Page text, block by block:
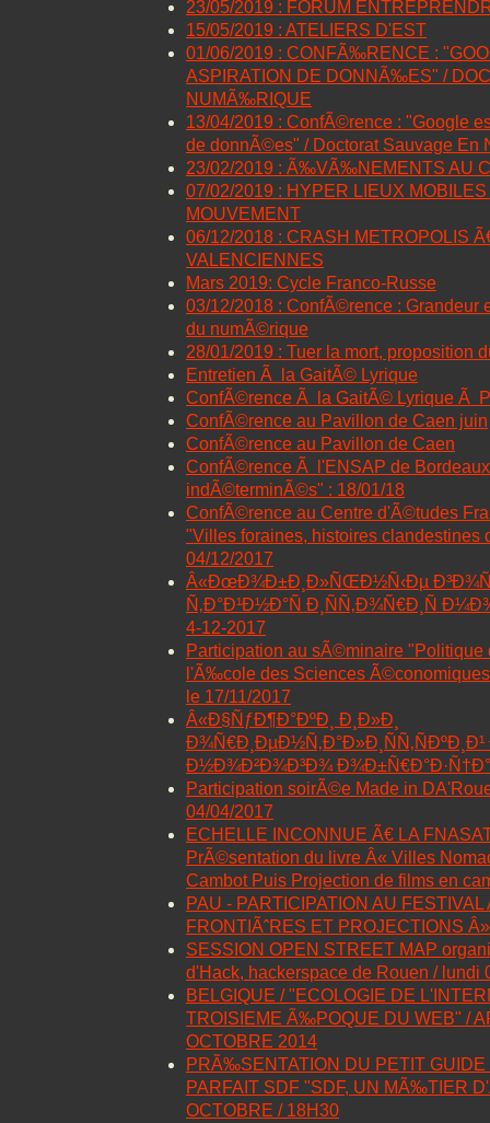
23/05/2019 : FORUM
15/05/2019 : ATELIERS D'EST
01/06/2019 : CONFÃ‰RENCE :
ASPIRATION DE DONNÃ‰ES" /
NUMÃ‰RIQUE
13/04/2019 : ConfÃ©rence : "Google
de donnÃ©es" / Doctorat Sauvage En
23/02/2019 : Ã‰VÃ‰NEMENTS AU
07/02/2019 : HYPER LIEUX
MOUVEMENT
06/12/2018 : CRASH METROPOLIS
VALENCIENNES
Mars 2019: Cycle Franco-Russe
03/12/2018 : ConfÃ©rence :
du numÃ©rique
28/01/2019 : Tuer la mort, proposition
Entretien Ã la GaitÃ© Lyrique
ConfÃ©rence Ã la GaitÃ© Lyrique Ã
ConfÃ©rence au Pavillon de Caen juin
ConfÃ©rence au Pavillon de Caen
ConfÃ©rence Ã l'ENSAP de
indÃ©terminÃ©s" : 18/01/18
ConfÃ©rence au Centre d'Ã©tudes
"Villes foraines, histoires clandestines
04/12/2017
Â«ÐœÐ¾Ð±Ð¸Ð»ÑŒÐ½Ñ‹Ðµ
Ñ‚Ð°Ð¹Ð½Ð°Ñ Ð¸ÑÑ‚Ð¾Ñ€Ð¸Ñ
4-12-2017
Participation au sÃ©minaire
l'Ã‰cole des Sciences
le 17/11/2017
Â«Ð§ÑƒÐ¶Ð°ÐºÐ¸ Ð¸Ð»Ð¸
Ð½Ð¾Ð²Ð¾Ð³Ð¾
Participation soirÃ©e Made in
04/04/2017
ECHELLE INCONNUE Ã€ LA
PrÃ©sentation du livre Â« Villes
Cambot Puis Projection de films en
PAU - PARTICIPATION AU FESTIVAL
FRONTIÃˆRES ET PROJECTIONS
SESSION OPEN STREET MAP
d'Hack, hackerspace de Rouen / lundi
BELGIQUE / "ECOLOGIE DE
TROISIEME Ã‰POQUE DU WEB" /
OCTOBRE 2014
PRÃ‰SENTATION DU PETIT GUIDE
PARFAIT SDF "SDF, UN MÃ‰TIER
OCTOBRE / 18H30